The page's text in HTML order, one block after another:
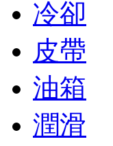
冷卻
皮帶
油箱
潤滑